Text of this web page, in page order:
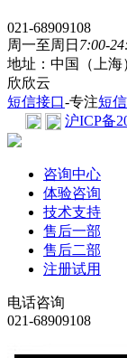
021-68909108
周一至周日 7:00-
地址：中国（上海
欣欣云
短信接口-专注短
沪ICP备
咨询中心
体验咨询
技术支持
售后一部
售后二部
注册试用
电话咨询
021-68909108